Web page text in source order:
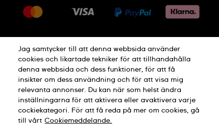
Returer
Försäljningsvillkor
Ångra köp
Jobs
Integritetspolicy Cookie Notice
Allmänna Villkor
Jag samtycker till att denna webbsida använder
cookies och likartade tekniker för att tillhandahålla
denna webbsida och dess funktioner, för att få
insikter om dess användning och för att visa mig
relevanta annonser. Du kan när som helst ändra
inställningarna för att aktivera eller avaktivera varje
cockiekategori. För att få reda på mer om cookies, gå
till vårt Cookiemeddelande.